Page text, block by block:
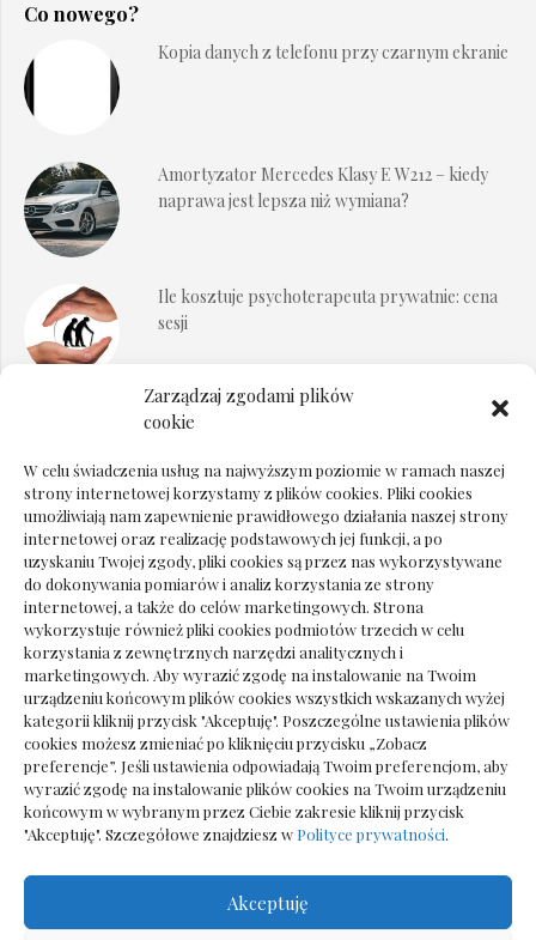
Zarządzaj zgodami plików
cookie
W celu świadczenia usług na najwyższym poziomie w ramach naszej
strony internetowej korzystamy z plików cookies. Pliki cookies
umożliwiają nam zapewnienie prawidłowego działania naszej strony
internetowej oraz realizację podstawowych jej funkcji, a po
uzyskaniu Twojej zgody, pliki cookies są przez nas wykorzystywane
do dokonywania pomiarów i analiz korzystania ze strony
internetowej, a także do celów marketingowych. Strona
wykorzystuje również pliki cookies podmiotów trzecich w celu
korzystania z zewnętrznych narzędzi analitycznych i
marketingowych. Aby wyrazić zgodę na instalowanie na Twoim
urządzeniu końcowym plików cookies wszystkich wskazanych wyżej
kategorii kliknij przycisk "Akceptuję". Poszczególne ustawienia plików
cookies możesz zmieniać po kliknięciu przycisku „Zobacz
preferencje”. Jeśli ustawienia odpowiadają Twoim preferencjom, aby
wyrazić zgodę na instalowanie plików cookies na Twoim urządzeniu
końcowym w wybranym przez Ciebie zakresie kliknij przycisk
"Akceptuję". Szczegółowe znajdziesz w Polityce prywatności.
Akceptuję
Co nowego?
Kopia danych z telefonu przy czarnym ekranie
Amortyzator Mercedes Klasy E W212 – kiedy
naprawa jest lepsza niż wymiana?
Ile kosztuje psychoterapeuta prywatnie: cena
sesji
Dokumenty do odbioru przy zmianie biura
Deska podłogowa do salonu: jak wybrać bez
pośpiechu